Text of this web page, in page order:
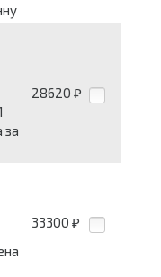
за
28620 ₽
33300 ₽